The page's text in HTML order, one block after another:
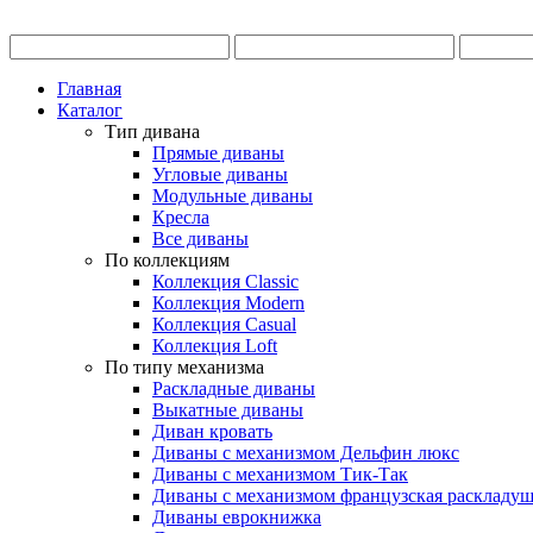
Главная
Каталог
Тип дивана
Прямые диваны
Угловые диваны
Модульные диваны
Кресла
Все диваны
По коллекциям
Коллекция Classic
Коллекция Modern
Коллекция Casual
Коллекция Loft
По типу механизма
Раскладные диваны
Выкатные диваны
Диван кровать
Диваны с механизмом Дельфин люкс
Диваны с механизмом Тик-Так
Диваны с механизмом французская
Диваны еврокнижка